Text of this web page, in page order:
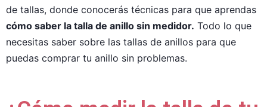
de tallas, donde conocerás técnicas para que aprendas
cómo saber la talla de anillo sin medidor. Todo lo que
necesitas saber sobre las tallas de anillos para que
puedas comprar tu anillo sin problemas.